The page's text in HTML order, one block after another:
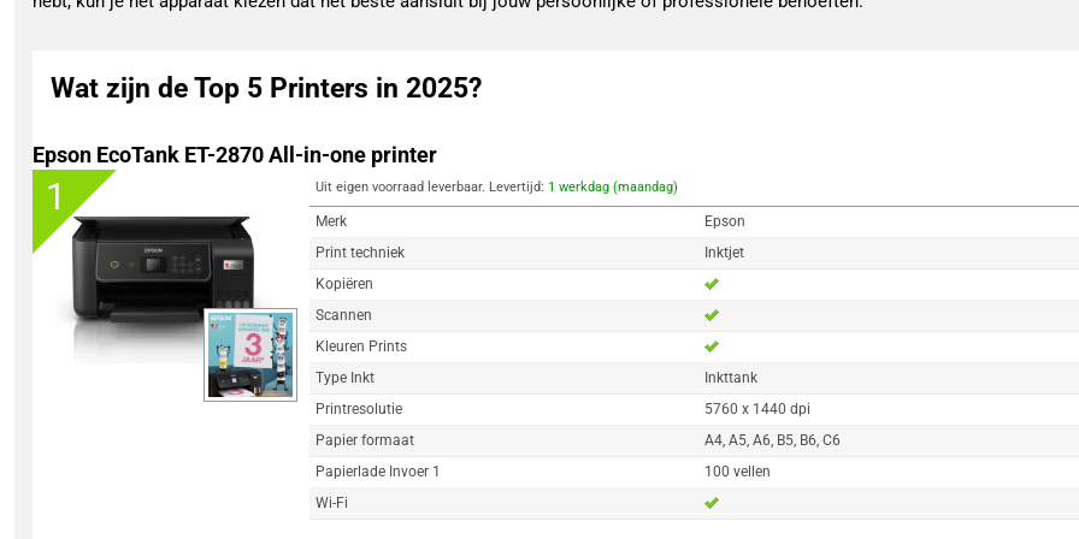
Wat zijn de Top 5 Printers in 2025?
Epson EcoTank ET-2870 All-in-one printer
1 Uit eigen voorraad leverbaar. Levertijd: 1 werkdag (maandag)
Merk
Epson
Print techniek
Inktjet
Kopiëren
Scannen
Kleuren Prints
Type Inkt
Inkttank
Printresolutie
5760 x 1440 dpi
Papier formaat
A4, A5, A6, B5, B6, C6
Papierlade Invoer 1
100 vellen
Wi-Fi